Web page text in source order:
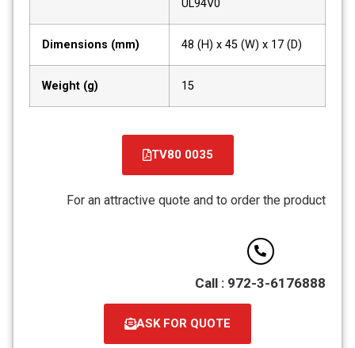
UL94V0
Dimensions (mm) 48 (H) x 45 (W) x 17 (D)
Weight (g) 15
TV80 0035
קובץ
PDF
For an attractive quote and to order the product
Call : 972-3-6176888
ASK FOR QUOTE